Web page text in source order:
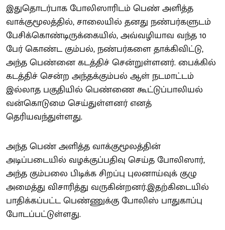
இதுதொடர்பாக போலிஸாரிடம் பெண் அளித்த
வாக்குமூலத்தில், சாலையில் தனது நண்பர்களுடம்
பேசிக்கொண்டிருக்கையில், அவ்வழியாவ வந்த 10
பேர் கொண்ட கும்பல், நண்பர்களை தாக்கிவிட்டு,
அந்த பெண்னை கடத்திச் சென்றுள்ளனர். பைக்கில்
கடத்திச் சென்ற அந்தக்கும்பல் ஆள் நடமாட்டம்
இல்லாத பகுதியில் பெண்ணை கூட்டுப்பாலியல்
வன்கொடுமை செய்துள்ளனர் எனத்
தெரியவந்துள்ளது.
அந்த பெண் அளித்த வாக்குமூலத்தின்
அடிப்படையில் வழக்குப்பதிவு செய்த போலிஸார்,
அந்த கும்பலை பிடிக்க சிறப்பு புலனாய்வுக் குழு
அமைத்து விசாரித்து வருகின்றனர்.இதற்கிடையில்
பாதிக்கப்பட்ட பெண்ணுக்கு போலிஸ் பாதுகாப்பு
போடப்பட்டுள்ளது.